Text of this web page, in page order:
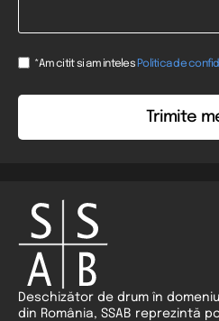
Consent
*Am citit si am inteles Politica de
Deschizător de drum în
din România, SSAB reprezintă